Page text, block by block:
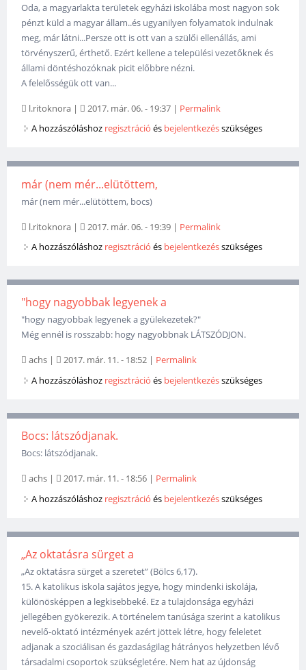
Oda, a magyarlakta területek egyházi iskolába most nagyon sok
pénzt küld a magyar állam..és ugyanilyen folyamatok indulnak
meg, már látni...Persze ott is ott van a szülői ellenállás, ami
törvényszerű, érthető. Ezért kellene a települési vezetőknek és
állami döntéshozóknak picit előbbre nézni.
A felelősségük ott van...
l.ritoknora | 2017. már. 06. - 19:37 | Permalink
A hozzászóláshoz regisztráció és bejelentkezésszükséges
már (nem mér...elütöttem,
már (nem mér...elütöttem, bocs)
l.ritoknora | 2017. már. 06. - 19:39 | Permalink
A hozzászóláshoz regisztráció és bejelentkezésszükséges
"hogy nagyobbak legyenek a
"hogy nagyobbak legyenek a gyülekezetek?"
Még ennél is rosszabb: hogy nagyobbnak LÁTSZÓDJON.
achs | 2017. már. 11. - 18:52 | Permalink
A hozzászóláshoz regisztráció és bejelentkezésszükséges
Bocs: látszódjanak.
Bocs: látszódjanak.
achs | 2017. már. 11. - 18:56 | Permalink
A hozzászóláshoz regisztráció és bejelentkezésszükséges
„Az oktatásra sürget a
„Az oktatásra sürget a szeretet” (Bölcs 6,17).
15. A katolikus iskola sajátos jegye, hogy mindenki iskolája,
különösképpen a legkisebbeké. Ez a tulajdonsága egyházi
jellegében gyökerezik. A történelem tanúsága szerint a katolikus
nevelő-oktató intézmények azért jöttek létre, hogy feleletet
adjanak a szociálisan és gazdaságilag hátrányos helyzetben lévő
társadalmi csoportok szükségletére. Nem hat az újdonság